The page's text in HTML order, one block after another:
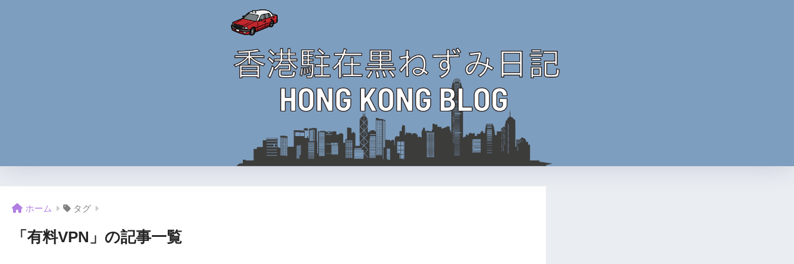
ホーム タグ
「有料VPN」の記事一覧